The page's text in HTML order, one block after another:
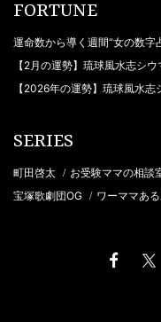
FORTUNE
運命数から導く週間“女の数字
【2月の運勢】琉球風水志シ
【2026年の運勢】琉球風水
SERIES
町田啓太 / お受験ママの相談
宝塚歌劇団OG / ワーママあ